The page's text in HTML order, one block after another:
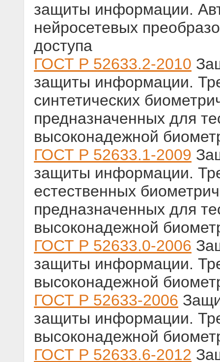
защиты информации.
нейросетевых
доступа
ГОСТ Р 52633.2-2010
защиты информации.
синтетических
предназначенных для
высоконадежной
ГОСТ Р 52633.1-2009
защиты информации.
естественных
предназначенных для
высоконадежной
ГОСТ Р 52633.0-2006
защиты информации.
высоконадежной
ГОСТ Р 52633-2006
защиты информации.
высоконадежной
ГОСТ Р 52633.6-2012